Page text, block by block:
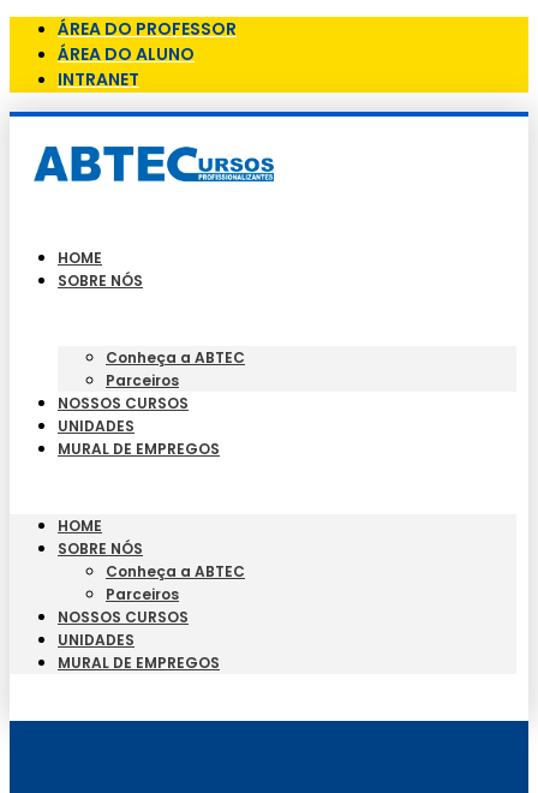
ÁREA DO PROFESSOR
ÁREA DO ALUNO
INTRANET
HOME
SOBRE NÓS
Conheça a ABTEC
Parceiros
NOSSOS CURSOS
UNIDADES
MURAL DE EMPREGOS
HOME
SOBRE NÓS
Conheça a ABTEC
Parceiros
NOSSOS CURSOS
UNIDADES
MURAL DE EMPREGOS